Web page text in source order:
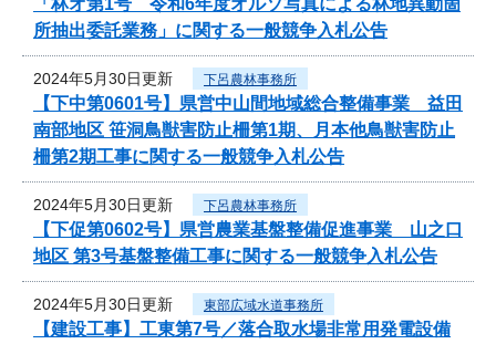
所抽出委託業務」に関する一般競争入札公告
2024年5月30日更新 下呂農林事務所
【下中第0601号】県営中山間地域総合整備事業 益田
南部地区 笹洞鳥獣害防止柵第1期、月本他鳥獣害防止
柵第2期工事に関する一般競争入札公告
2024年5月30日更新 下呂農林事務所
【下促第0602号】県営農業基盤整備促進事業 山之口
地区 第3号基盤整備工事に関する一般競争入札公告
2024年5月30日更新 東部広域水道事務所
【建設工事】工東第7号／落合取水場非常用発電設備